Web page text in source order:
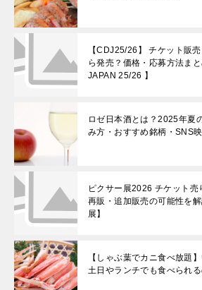
【CDJ25/26】 チケット販
ら発売？価格・応募方法ま
JAPAN 25/26 】
ロゼ日本酒とは？2025年夏
み方・おすすめ銘柄・SNS
ピクサー展2026 チケット売
再販・追加販売の可能性を
展】
【しゃぶ葉でカニ食べ放題
土日やランチでも食べられる